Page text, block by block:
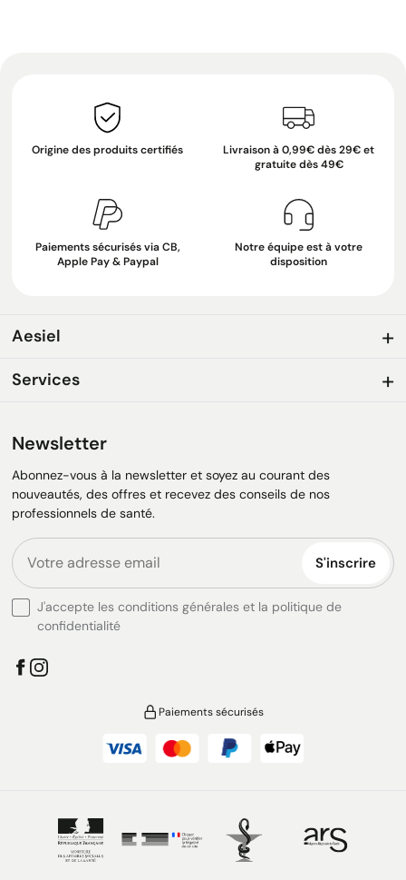
Origine des produits certifiés
Livraison à 0,99€ dès 29€ et
gratuite dès 49€
Paiements sécurisés via CB,
Apple Pay & Paypal
Notre équipe est à votre
disposition
Aesiel
Services
Newsletter
Abonnez-vous à la newsletter et soyez au courant des
nouveautés, des offres et recevez des conseils de nos
professionnels de santé.
S'inscrire
J'accepte les conditions générales et la politique de
confidentialité
Paiements sécurisés